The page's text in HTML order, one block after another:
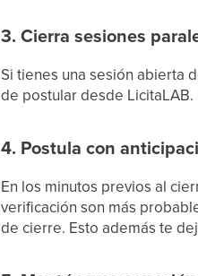
3. Cierra sesiones
Si tienes una sesión abierta
de postular desde
4. Postula con
En los minutos previos al
verificación son más
de cierre. Esto además te